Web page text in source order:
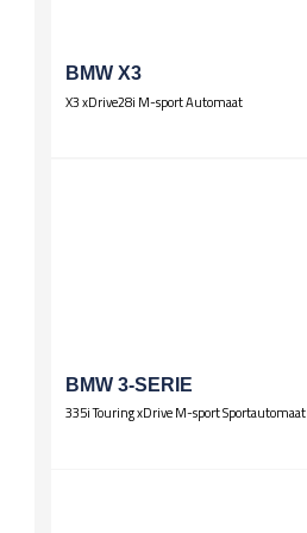
BMW X3
X3 xDrive28i M-sport Automaat
BMW 3-SERIE
335i Touring xDrive M-sport Sportautomaat